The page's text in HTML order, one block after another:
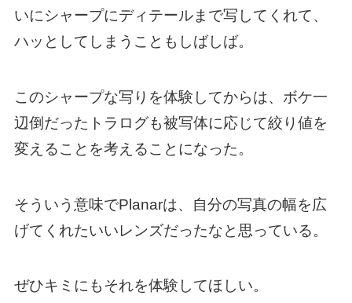
いにシャープにディテールまで写してくれて、
ハッとしてしまうこともしばしば。
このシャープな写りを体験してからは、ボケ一
辺倒だったトラログも被写体に応じて絞り値を
変えることを考えることになった。
そういう意味でPlanarは、自分の写真の幅を広
げてくれたいいレンズだったなと思っている。
ぜひキミにもそれを体験してほしい。